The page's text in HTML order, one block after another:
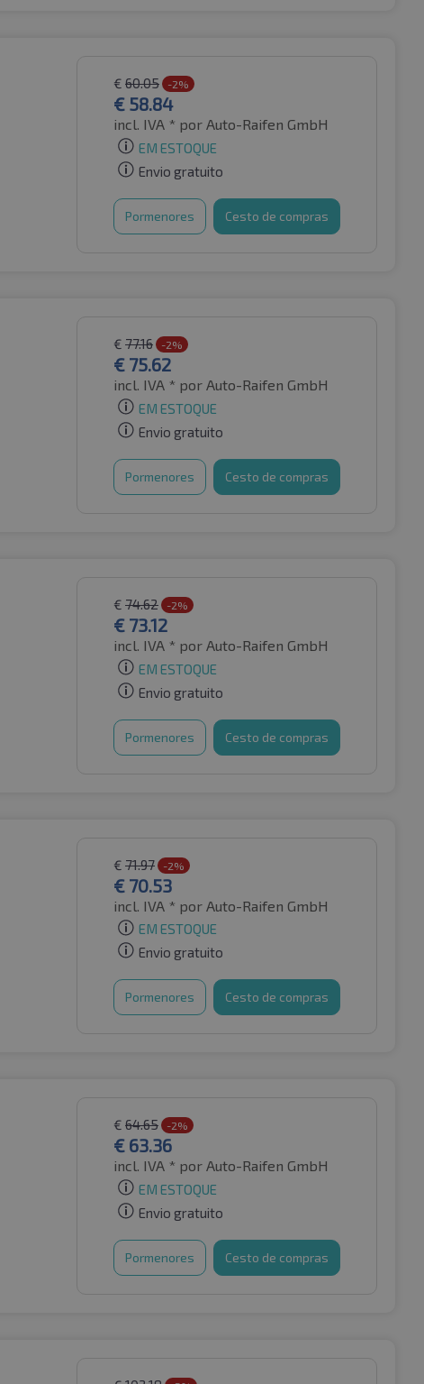
€ 60.05 -2%
€ 58.84
incl. IVA * por Auto-Raifen GmbH
EM ESTOQUE
Envio gratuito
Pormenores Cesto de compras
€ 77.16 -2%
€ 75.62
incl. IVA * por Auto-Raifen GmbH
EM ESTOQUE
Envio gratuito
Pormenores Cesto de compras
€ 74.62 -2%
€ 73.12
incl. IVA * por Auto-Raifen GmbH
EM ESTOQUE
Envio gratuito
Pormenores Cesto de compras
€ 71.97 -2%
€ 70.53
incl. IVA * por Auto-Raifen GmbH
EM ESTOQUE
Envio gratuito
Pormenores Cesto de compras
€ 64.65 -2%
€ 63.36
incl. IVA * por Auto-Raifen GmbH
EM ESTOQUE
Envio gratuito
Pormenores Cesto de compras